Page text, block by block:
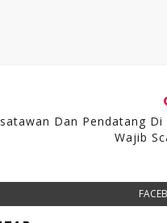
Dan Pendatang Di
Wajib